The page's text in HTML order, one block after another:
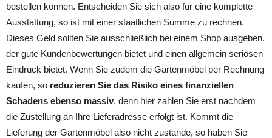
bestellen können. Entscheiden Sie sich also für eine komplette
Ausstattung, so ist mit einer staatlichen Summe zu rechnen.
Dieses Geld sollten Sie ausschließlich bei einem Shop ausgeben,
der gute Kundenbewertungen bietet und einen allgemein seriösen
Eindruck bietet. Wenn Sie zudem die Gartenmöbel per Rechnung
kaufen, so reduzieren Sie das Risiko eines finanziellen
Schadens ebenso massiv, denn hier zahlen Sie erst nachdem
die Zustellung an Ihre Lieferadresse erfolgt ist. Kommt die
Lieferung der Gartenmöbel also nicht zustande, so haben Sie